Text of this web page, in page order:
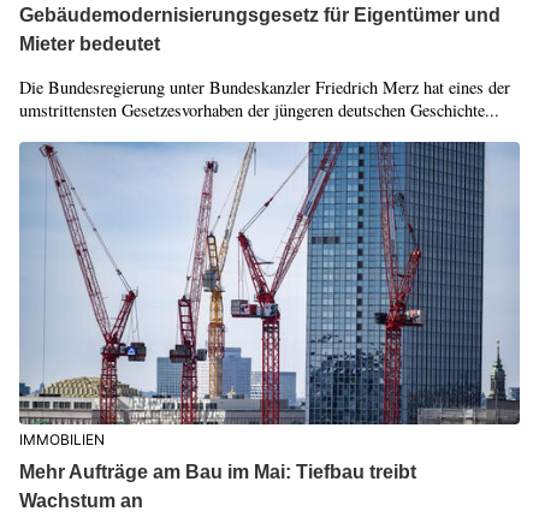
Gebäudemodernisierungsgesetz für Eigentümer und
Mieter bedeutet
Die Bundesregierung unter Bundeskanzler Friedrich Merz hat eines der
umstrittensten Gesetzesvorhaben der jüngeren deutschen Geschichte...
IMMOBILIEN
Mehr Aufträge am Bau im Mai: Tiefbau treibt
Wachstum an